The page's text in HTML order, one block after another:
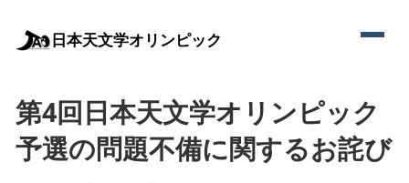
日本天文学オリンピック
第4回日本天文学オリンピック
予選の問題不備に関するお詫び